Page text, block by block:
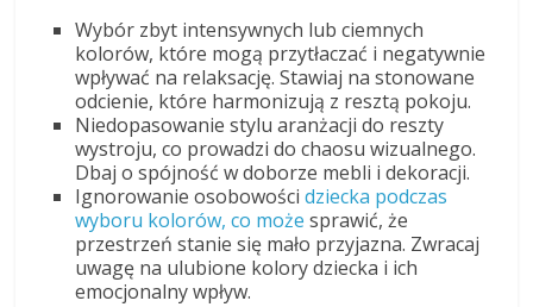
Wybór zbyt intensywnych lub ciemnych
kolorów, które mogą przytłaczać i negatywnie
wpływać na relaksację. Stawiaj na stonowane
odcienie, które harmonizują z resztą pokoju.
Niedopasowanie stylu aranżacji do reszty
wystroju, co prowadzi do chaosu wizualnego.
Dbaj o spójność w doborze mebli i dekoracji.
Ignorowanie osobowościdziecka podczas
wyboru kolorów, co może sprawić, że
przestrzeń stanie się mało przyjazna. Zwracaj
uwagę na ulubione kolory dziecka i ich
emocjonalny wpływ.